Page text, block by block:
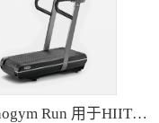
Technogym Run 用于HIIT训练的跑步机